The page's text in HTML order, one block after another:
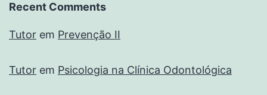
Recent Comments
Tutor em Prevenção II
Tutor em Psicologia na Clínica Odontológica